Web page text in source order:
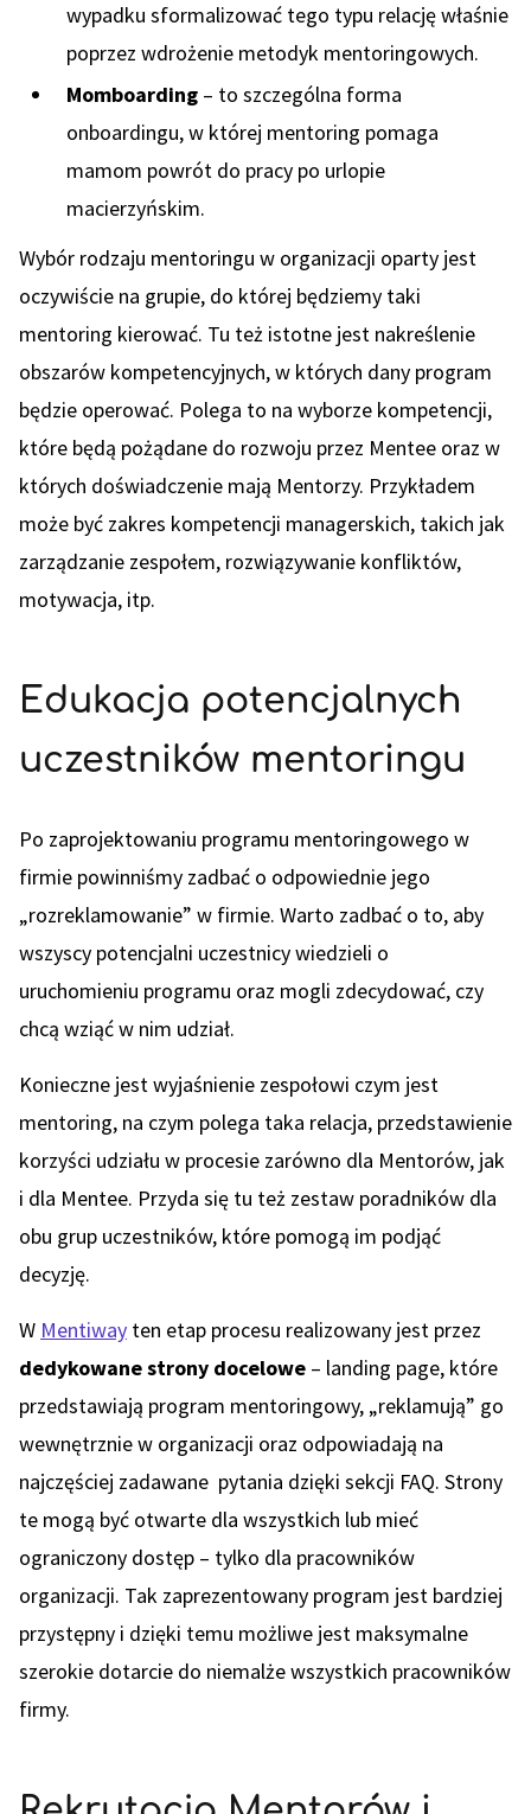
wypadku sformalizować tego typu relację właśnie
poprzez wdrożenie metodyk mentoringowych.
Momboarding – to szczególna forma
onboardingu, w której mentoring pomaga
mamom powrót do pracy po urlopie
macierzyńskim.
Wybór rodzaju mentoringu w organizacji oparty jest
oczywiście na grupie, do której będziemy taki
mentoring kierować. Tu też istotne jest nakreślenie
obszarów kompetencyjnych, w których dany program
będzie operować. Polega to na wyborze kompetencji,
które będą pożądane do rozwoju przez Mentee oraz w
których doświadczenie mają Mentorzy. Przykładem
może być zakres kompetencji managerskich, takich jak
zarządzanie zespołem, rozwiązywanie konfliktów,
motywacja, itp.
Edukacja potencjalnych
uczestników mentoringu
Po zaprojektowaniu programu mentoringowego w
firmie powinniśmy zadbać o odpowiednie jego
„rozreklamowanie” w firmie. Warto zadbać o to, aby
wszyscy potencjalni uczestnicy wiedzieli o
uruchomieniu programu oraz mogli zdecydować, czy
chcą wziąć w nim udział.
Konieczne jest wyjaśnienie zespołowi czym jest
mentoring, na czym polega taka relacja, przedstawienie
korzyści udziału w procesie zarówno dla Mentorów, jak
i dla Mentee. Przyda się tu też zestaw poradników dla
obu grup uczestników, które pomogą im podjąć
decyzję.
W Mentiway ten etap procesu realizowany jest przez
dedykowane strony docelowe – landing page, które
przedstawiają program mentoringowy, „reklamują” go
wewnętrznie w organizacji oraz odpowiadają na
najczęściej zadawane pytania dzięki sekcji FAQ. Strony
te mogą być otwarte dla wszystkich lub mieć
ograniczony dostęp – tylko dla pracowników
organizacji. Tak zaprezentowany program jest bardziej
przystępny i dzięki temu możliwe jest maksymalne
szerokie dotarcie do niemalże wszystkich pracowników
firmy.